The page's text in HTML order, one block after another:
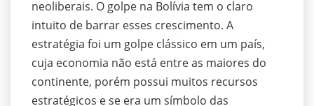
neoliberais. O golpe na Bolívia tem o claro
intuito de barrar esses crescimento. A
estratégia foi um golpe clássico em um país,
cuja economia não está entre as maiores do
continente, porém possui muitos recursos
estratégicos e se era um símbolo das